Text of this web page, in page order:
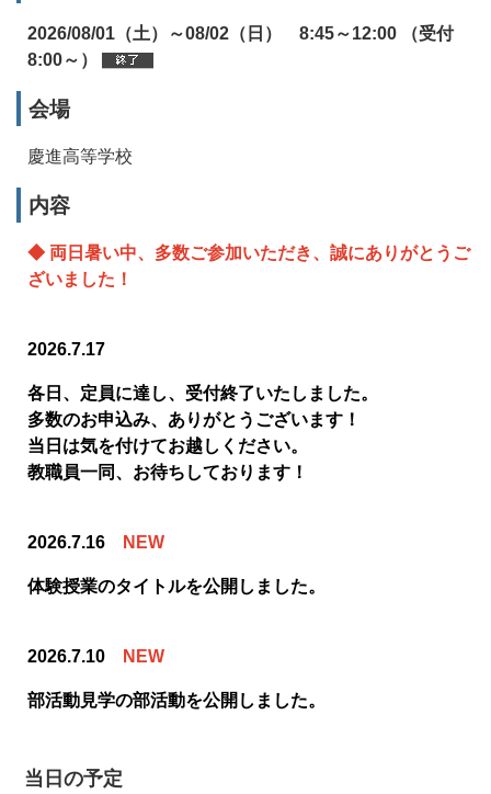
2026/08/01（土）～08/02（日） 8:45～12:00 （受付
8:00～）
会場
慶進高等学校
内容
◆ 両日暑い中、多数ご参加いただき、誠にありがとうご
ざいました！
2026.7.17
各日、定員に達し、受付終了いたしました。
多数のお申込み、ありがとうございます！
当日は気を付けてお越しください。
教職員一同、お待ちしております！
2026.7.16 NEW
体験授業のタイトルを公開しました。
2026.7.10 NEW
部活動見学の部活動を公開しました。
当日の予定